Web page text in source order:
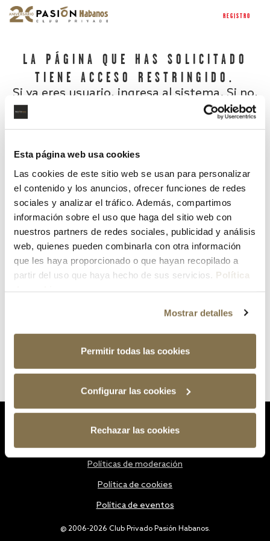
Esta página web usa cookies
Las cookies de este sitio web se usan para personalizar
el contenido y los anuncios, ofrecer funciones de redes
sociales y analizar el tráfico. Además, compartimos
información sobre el uso que haga del sitio web con
nuestros partners de redes sociales, publicidad y análisis
web, quienes pueden combinarla con otra información
que les haya proporcionado o que hayan recopilado a
partir del uso que haya hecho de sus servicios. Política
Mostrar detalles
Permitir todas las cookies
Configurar las cookies
Rechazar las cookies
REGISTRO
LA PÁGINA QUE HAS SOLICITADO
TIENE ACCESO RESTRINGIDO.
Si ya eres usuario, ingresa al sistema. Si no,
¿Has olvidado tu contraseña?
@ 2006-2026 Club Privado Pasión Habanos.
Políticas de moderación
Política de cookies
Política de eventos